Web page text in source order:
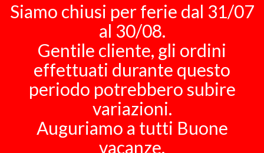
Siamo chiusi per ferie dal 31/07
al 30/08.
Gentile cliente, gli ordini
effettuati durante questo
periodo potrebbero subire
variazioni.
Auguriamo a tutti Buone
vacanze.